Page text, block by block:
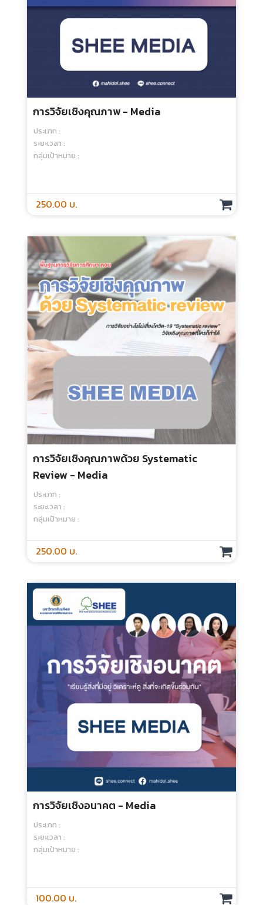
ระยะเวลา :
กลุ่มเป้าหมาย :
100.00 บ.
การวิจัยเชิงคุณภาพ - Media
ประเภท :
ระยะเวลา :
กลุ่มเป้าหมาย :
250.00 บ.
การวิจัยเชิงคุณภาพด้วย Systematic
Review - Media
ประเภท :
ระยะเวลา :
กลุ่มเป้าหมาย :
250.00 บ.